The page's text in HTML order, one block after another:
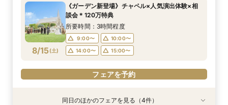
8/14(金)
10:00〜
11:00〜
13:00〜
14:00〜
フェアを予約
8/14(金)
10:00〜
11:00〜
13:00〜
14:00〜
フェアを予約
8/14(金)
9:00〜
10:00〜
14:00〜
15:00〜
フェアを予約
8/15(土)
《ガーデン新登場》チャペル×人気演出体験×相
談会＊120万特典
所要時間：3時間程度
9:00〜
10:00〜
14:00〜
15:00〜
フェアを予約
特典あり
特典あり同日のほかのフェアを見る（4件）